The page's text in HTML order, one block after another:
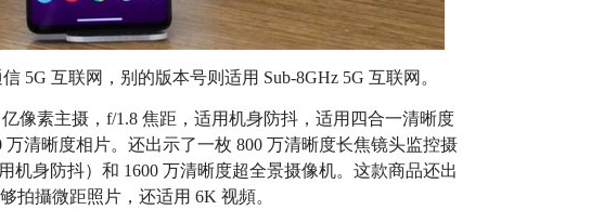
5G 互联网，别的版本号则适用 Sub-8GHz 5G 互联网。
像素主摄，f/1.8 焦距，适用机身防抖，适用四合一清晰度
清晰度相片。还出示了一枚 800 万清晰度长焦镜头监控摄
机身防抖）和 1600 万清晰度超全景摄像机。这款商品还出
拍攝微距照片，还适用 6K 视頻。